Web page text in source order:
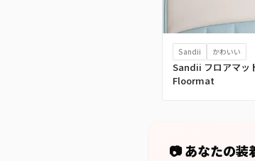
Sandii かわいい
Sandii フロアマッ
Floormat
📷 あなたの装